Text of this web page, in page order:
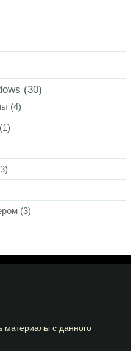
(30)
(4)
(1)
(3)
материалы с данного